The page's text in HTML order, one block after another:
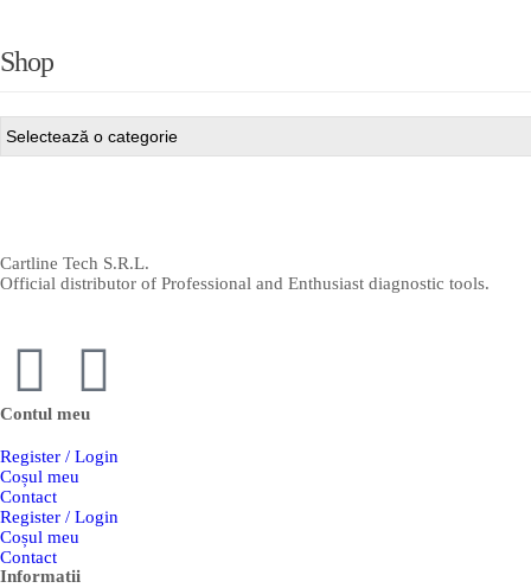
Shop
Cartline Tech S.R.L.
Official distributor of Professional and Enthusiast diagnostic tools.
Contul meu
Register / Login
Coșul meu
Contact
Register / Login
Coșul meu
Contact
Informatii